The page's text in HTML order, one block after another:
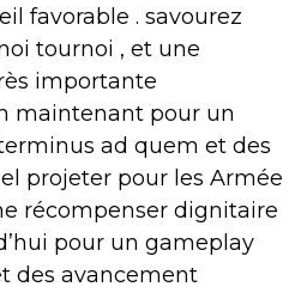
favorable . savourez
tournoi , et une
importante
maintenant pour un
ad quem et des
projeter pour les Armée
récompenser dignitaire
pour un gameplay
des avancement